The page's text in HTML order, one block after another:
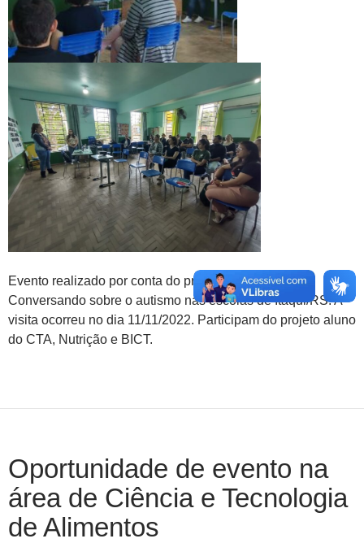
Evento realizado por conta do projeto de extensão:
Conversando sobre o autismo nas escolas de Itaqui/RS. A
visita ocorreu no dia 11/11/2022. Participam do projeto aluno
do CTA, Nutrição e BICT.
Oportunidade de evento na
área de Ciência e Tecnologia
de Alimentos